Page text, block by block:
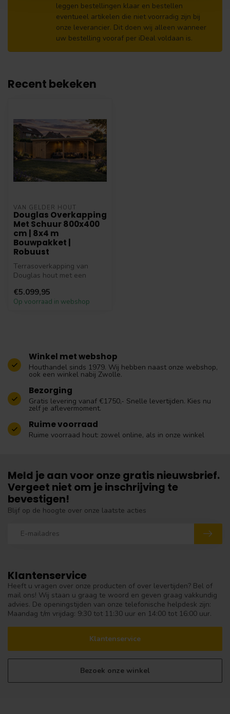
leggen bestellingen klaar en bestellen
eventueel artikelen die niet voorradig zijn bij
onze leverancier. Dit doen wij alleen wanneer
uw bestelling vooraf per iDeal voldaan is.
Recent bekeken
VAN GELDER HOUT
Douglas Overkapping
Met Schuur 800x400
cm | 8x4 m
Bouwpakket |
Robuust
Terrasoverkapping van
Douglas hout met een
Deze Doug...
€5.099,95
Op voorraad in webshop
Winkel met webshop
Houthandel sinds 1979. Wij hebben naast onze webshop,
ook een winkel nabij Zwolle.
Bezorging
Gratis levering vanaf €1750,- Snelle levertijden. Kies nu
zelf je aflevermoment.
Ruime voorraad
Ruime voorraad hout: zowel online, als in onze winkel
Klantenservice
Heeft u vragen over onze producten of over levertijden? Bel of
mail ons! Wij staan u graag te woord en geven graag vakkundig
advies. De openingstijden van onze telefonische helpdesk zijn:
Maandag t/m vrijdag: 9:30 tot 11:30 uur en 14:00 tot 16:00 uur.
Klantenservice
Bezoek onze winkel
Meld je aan voor onze gratis nieuwsbrief.
Vergeet niet om je inschrijving te
bevestigen!
Blijf op de hoogte over onze laatste acties